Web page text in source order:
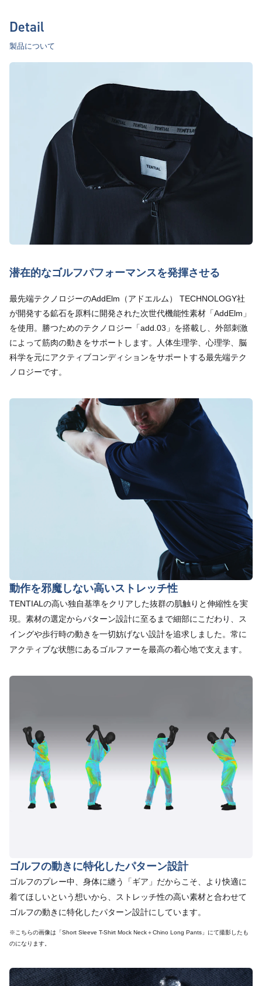
Detail
製品について
潜在的なゴルフパフォーマンスを発揮させる
最先端テクノロジーのAddElm（アドエルム） TECHNOLOGY社
が開発する鉱石を原料に開発された次世代機能性素材「AddElm」
を使用。勝つためのテクノロジー「add.03」を搭載し、外部刺激
によって筋肉の動きをサポートします。人体生理学、心理学、脳
科学を元にアクティブコンディションをサポートする最先端テク
ノロジーです。
動作を邪魔しない高いストレッチ性
TENTIALの高い独自基準をクリアした抜群の肌触りと伸縮性を実
現。素材の選定からパターン設計に至るまで細部にこだわり、ス
イングや歩行時の動きを一切妨げない設計を追求しました。常に
アクティブな状態にあるゴルファーを最高の着心地で支えます。
ゴルフの動きに特化したパターン設計
ゴルフのプレー中、身体に纏う「ギア」だからこそ、より快適に
着てほしいという想いから、ストレッチ性の高い素材と合わせて
ゴルフの動きに特化したパターン設計にしています。
※こちらの画像は「Short Sleeve T-Shirt Mock Neck＋Chino Long Pants」にて撮影したも
のになります。